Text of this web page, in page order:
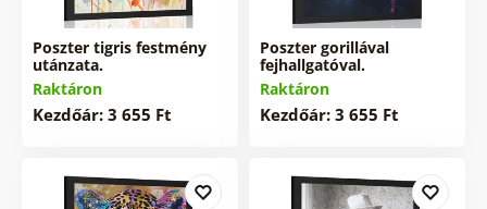
Poszter tigris festmény
utánzata.
Raktáron
Kezdőár: 3 655 Ft
Poszter gorillával
fejhallgatóval.
Raktáron
Kezdőár: 3 655 Ft